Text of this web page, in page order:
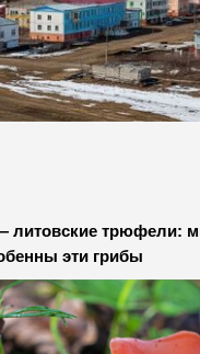
литовские трюфели:
эти грибы